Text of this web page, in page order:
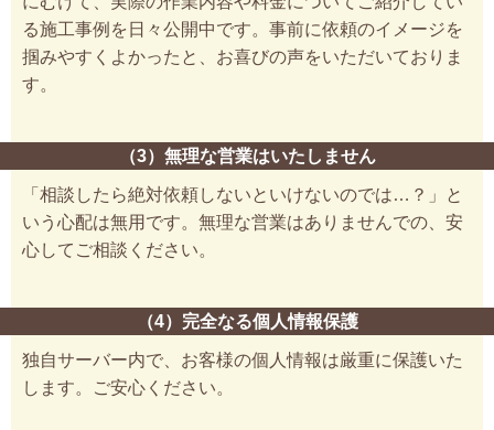
る施工事例を日々公開中です。事前に依頼のイメージを
掴みやすくよかったと、お喜びの声をいただいておりま
す。
（3）無理な営業はいたしません
「相談したら絶対依頼しないといけないのでは…？」と
いう心配は無用です。無理な営業はありませんでの、安
心してご相談ください。
（4）完全なる個人情報保護
独自サーバー内で、お客様の個人情報は厳重に保護いた
します。ご安心ください。